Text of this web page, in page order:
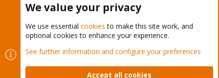
Cookies
Proxmox Support Forum - Light Mode
Contact us
Terms and rules Privacy policy Help Home
We value your privacy
We use essential cookies to make this site work, and
optional cookies to enhance your experience.
See further information and configure your preferences
Accept all cookies